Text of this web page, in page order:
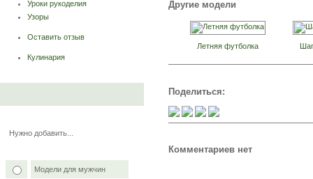
Уроки рукоделия
Узоры
Оставить отзыв
Кулинария
Нужно добавить...
Модели для мужчин
Другие модели
Летняя футболка
Поделиться:
Комментариев нет